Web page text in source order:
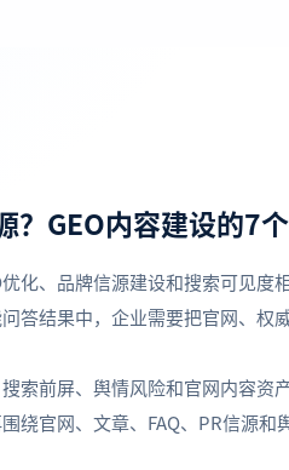
？GEO内容建设的7
化、品牌信源建设和搜索可见度相
答结果中，企业需要把官网、权
索前屏、舆情风险和官网内容资产
绕官网、文章、FAQ、PR信源和